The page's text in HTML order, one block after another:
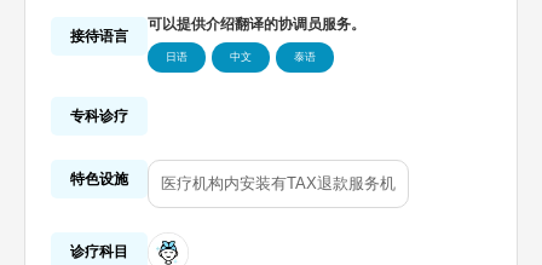
服务，外国顾客与韩国顾客可享受相同的价格。
YOU&I美容诊所主要提供提升、微整形、皮肤增强剂
等多种皮肤美容项目，并通过术后护理为每一位顾客
接待语言
可以提供介绍翻译的协调员服务。
日语 中文 泰语
专科诊疗
特色设施 医疗机构内安装有TAX退款服务机
诊疗科目